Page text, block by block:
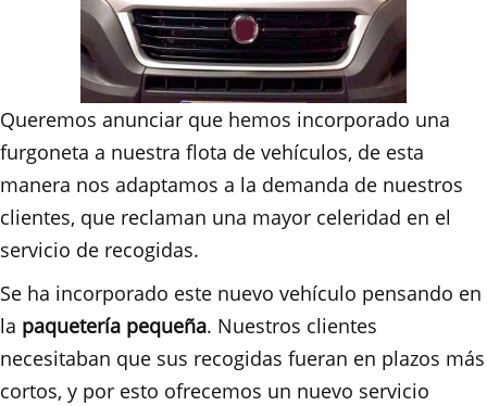
Queremos anunciar que hemos incorporado una
furgoneta a nuestra flota de vehículos, de esta
manera nos adaptamos a la demanda de nuestros
clientes, que reclaman una mayor celeridad en el
servicio de recogidas.
Se ha incorporado este nuevo vehículo pensando en
la paquetería pequeña. Nuestros clientes
necesitaban que sus recogidas fueran en plazos más
cortos, y por esto ofrecemos un nuevo servicio